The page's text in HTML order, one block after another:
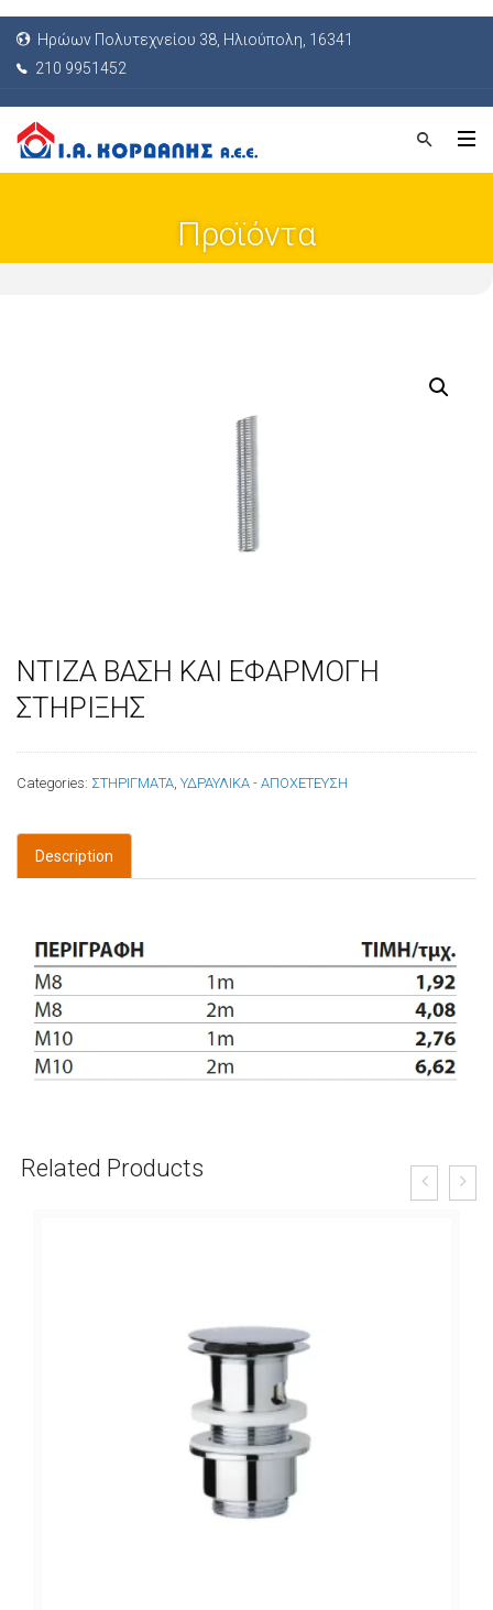
Ηρώων Πολυτεχνείου 38, Ηλιούπολη, 16341
210 9951452
Προϊόντα
ΝΤΙΖΑ ΒΑΣΗ ΚΑΙ ΕΦΑΡΜΟΓΗ
ΣΤΗΡΙΞΗΣ
Categories: ΣΤΗΡΙΓΜΑΤΑ ΥΔΡΑΥΛΙΚΑ - ΑΠΟΧΕΤΕΥΣΗ
Description
Related Products